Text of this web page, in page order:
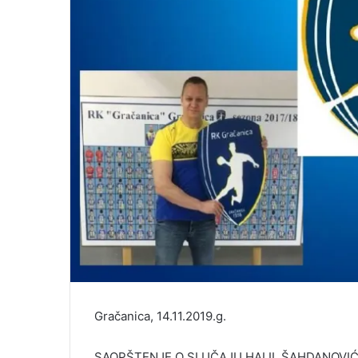
Gračanica, 14.11.2019.g.